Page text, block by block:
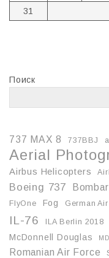
31
Поиск
737 MAX 8 737BBJ
Aerial
Airbus Helicopters
Boeing 737
FlyOne Fog German
IL-76 ILA Berlin 2018
McDonnell Douglas
Romanian Air Force